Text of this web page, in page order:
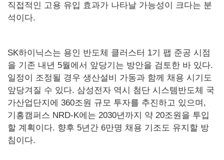
직접적인 고용 유입 효과가 나타날 가능성이 크다는 분
석이다.
SK하이닉스는 용인 반도체 클러스터 1기 팹 준공 시점
을 기존 내년 5월에서 앞당기는 방안을 검토한 바 있다.
일정이 조정될 경우 생산설비 가동과 함께 채용 시기도
앞당겨질 수 있다. 삼성전자 역시 첨단 시스템반도체 국
가산업단지에 360조원 규모 투자를 추진하고 있으며,
기흥캠퍼스 NRD-K에는 2030년까지 약 20조원을 투입
할 계획이다. 향후 5년간 6만명 채용 기조도 유지할 방
침이다.